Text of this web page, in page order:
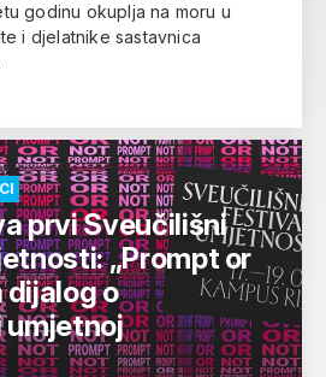
godinu okuplja na moru u
i djelatnike sastavnica
prvi Sveučilišni
„Prompt or
o
umjetnoj